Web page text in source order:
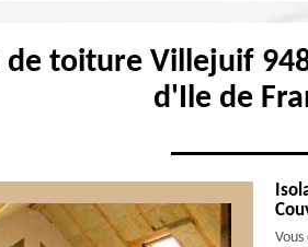
toiture Villejuif
d'Ile de